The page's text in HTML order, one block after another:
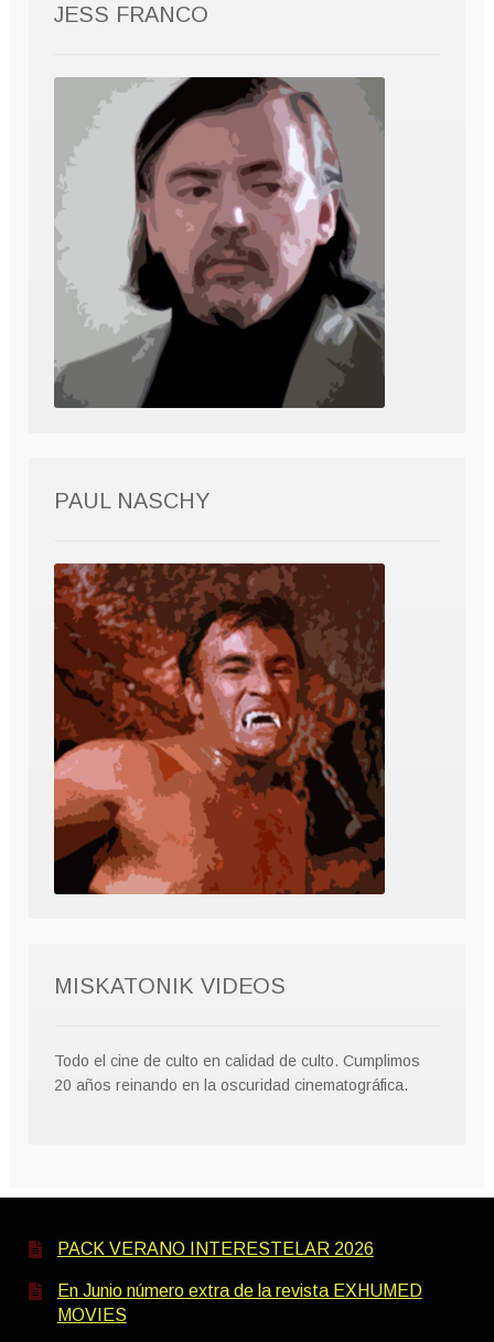
JESS FRANCO
PAUL NASCHY
MISKATONIK VIDEOS
Todo el cine de culto en calidad de culto. Cumplimos
20 años reinando en la oscuridad cinematográfica.
PACK VERANO INTERESTELAR 2026
En Junio número extra de la revista EXHUMED
MOVIES